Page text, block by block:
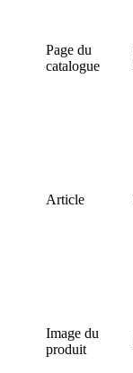
Page du
catalogue
Article
Image du
produit